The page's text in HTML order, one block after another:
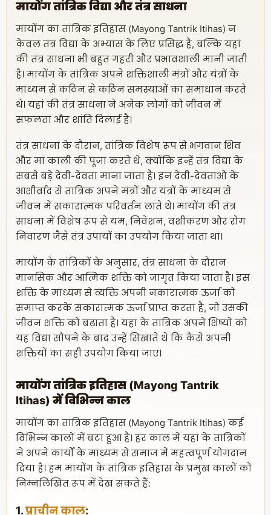
मायोंग तांत्रिक विद्या और तंत्र साधना
मायोंग का तांत्रिक इतिहास (Mayong Tantrik Itihas) न
केवल तंत्र विद्या के अभ्यास के लिए प्रसिद्ध है, बल्कि यहां
की तंत्र साधना भी बहुत गहरी और प्रभावशाली मानी जाती
है। मायोंग के तांत्रिक अपने शक्तिशाली मंत्रों और यंत्रों के
माध्यम से कठिन से कठिन समस्याओं का समाधान करते
थे। यहां की तंत्र साधना ने अनेक लोगों को जीवन में
सफलता और शांति दिलाई है।
तंत्र साधना के दौरान, तांत्रिक विशेष रूप से भगवान शिव
और मां काली की पूजा करते थे, क्योंकि इन्हें तंत्र विद्या के
सबसे बड़े देवी-देवता माना जाता है। इन देवी-देवताओं के
आशीर्वाद से तांत्रिक अपने मंत्रों और यंत्रों के माध्यम से
जीवन में सकारात्मक परिवर्तन लाते थे। मायोंग की तंत्र
साधना में विशेष रूप से यम, निवेशन, वशीकरण और रोग
निवारण जैसे तंत्र उपायों का उपयोग किया जाता था।
मायोंग के तांत्रिकों के अनुसार, तंत्र साधना के दौरान
मानसिक और आत्मिक शक्ति को जागृत किया जाता है। इस
शक्ति के माध्यम से व्यक्ति अपनी नकारात्मक ऊर्जा को
समाप्त करके सकारात्मक ऊर्जा प्राप्त करता है, जो उसकी
जीवन शक्ति को बढ़ाता है। यहां के तांत्रिक अपने शिष्यों को
यह विद्या सौंपने के बाद उन्हें सिखाते थे कि कैसे अपनी
शक्तियों का सही उपयोग किया जाए।
मायोंग तांत्रिक इतिहास (Mayong Tantrik
Itihas) में विभिन्न काल
मायोंग का तांत्रिक इतिहास (Mayong Tantrik Itihas) कई
विभिन्न कालों में बटा हुआ है। हर काल में यहां के तांत्रिकों
ने अपने कार्यों के माध्यम से समाज में महत्वपूर्ण योगदान
दिया है। हम मायोंग के तांत्रिक इतिहास के प्रमुख कालों को
निम्नलिखित रूप में देख सकते हैं:
1.प्राचीन काल: